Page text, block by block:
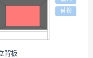
替换
背板